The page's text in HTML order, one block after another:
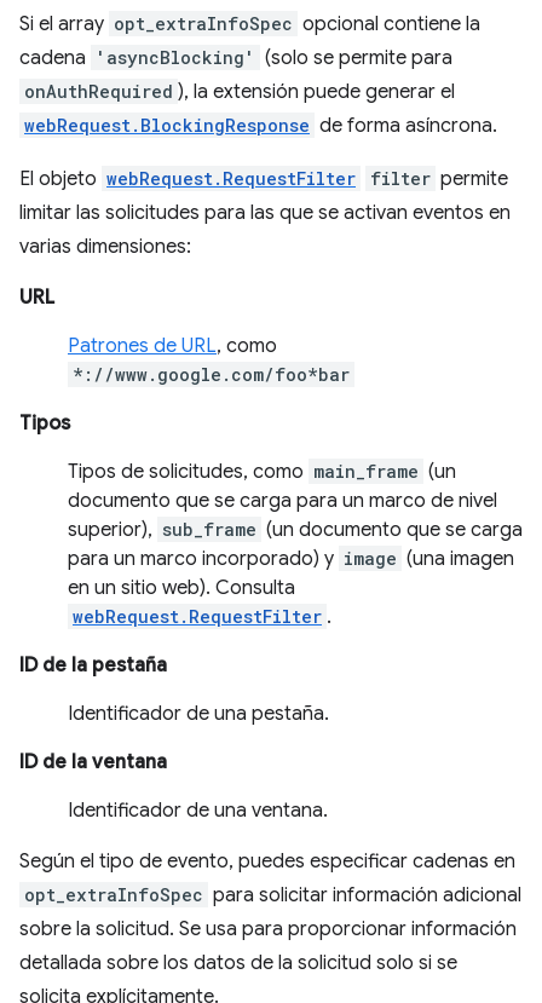
Si el array opt_extraInfoSpec opcional contiene la
cadena
'asyncBlocking' (solo se permite para
onAuthRequired ), la extensión puede generar el
webRequest.BlockingResponse de forma asíncrona.
El objeto webRequest.RequestFilter filter permite
limitar las solicitudes para las que se activan eventos en
varias dimensiones:
URL
Patrones de URL, como
*://www.google.com/foo*bar
Tipos
Tipos de solicitudes, como main_frame (un
documento que se carga para un marco de nivel
superior), sub_frame (un documento que se carga
para un marco incorporado) y image (una imagen
en un sitio web). Consulta
webRequest.RequestFilter .
ID de la pestaña
Identificador de una pestaña.
ID de la ventana
Identificador de una ventana.
Según el tipo de evento, puedes especificar cadenas en
opt_extraInfoSpec para solicitar información adicional
sobre la solicitud. Se usa para proporcionar información
detallada sobre los datos de la solicitud solo si se
solicita explícitamente.